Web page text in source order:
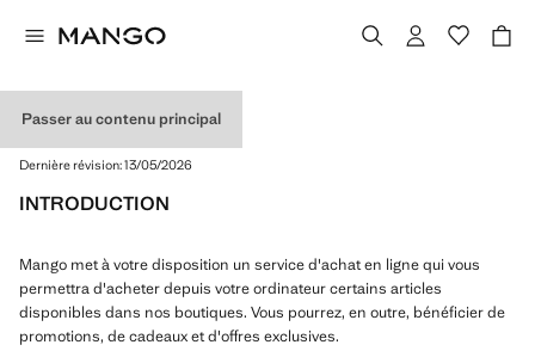
Passer au contenu principal
CGV
Dernière révision:13/05/2026
INTRODUCTION
Mango met à votre disposition un service d'achat en ligne qui vous
permettra d'acheter depuis votre ordinateur certains articles
disponibles dans nos boutiques. Vous pourrez, en outre, bénéficier de
promotions, de cadeaux et d'offres exclusives.